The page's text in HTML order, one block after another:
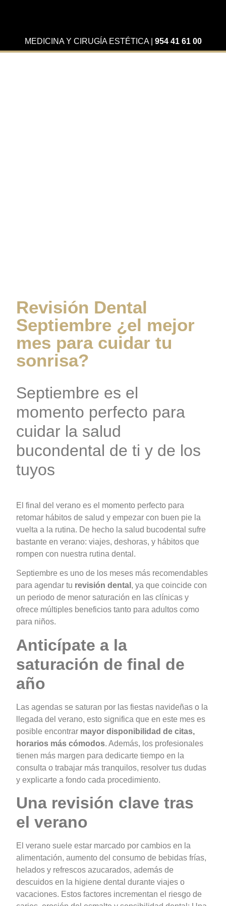
MEDICINA Y CIRUGÍA ESTÉTICA| 954 41 61 00
Revisión Dental
Septiembre ¿el mejor
mes para cuidar tu
sonrisa?
Septiembre es el
momento perfecto para
cuidar la salud
bucondental de ti y de los
tuyos
El final del verano es el momento perfecto para
retomar hábitos de salud y empezar con buen pie la
vuelta a la rutina. De hecho la salud bucodental sufre
bastante en verano: viajes, deshoras, y hábitos que
rompen con nuestra rutina dental.
Septiembre es uno de los meses más recomendables
para agendar tu revisión dental , ya que coincide con
un periodo de menor saturación en las clínicas y
ofrece múltiples beneficios tanto para adultos como
para niños.
Anticípate a la
saturación de final de
año
Las agendas se saturan por las fiestas navideñas o la
llegada del verano, esto significa que en este mes es
posible encontrar mayor disponibilidad de citas,
horarios más cómodos. Además, los profesionales
tienen más margen para dedicarte tiempo en la
consulta o trabajar más tranquilos, resolver tus dudas
y explicarte a fondo cada procedimiento.
Una revisión clave tras
el verano
El verano suele estar marcado por cambios en la
alimentación, aumento del consumo de bebidas frías,
helados y refrescos azucarados, además de
descuidos en la higiene dental durante viajes o
vacaciones. Estos factores incrementan el riesgo de